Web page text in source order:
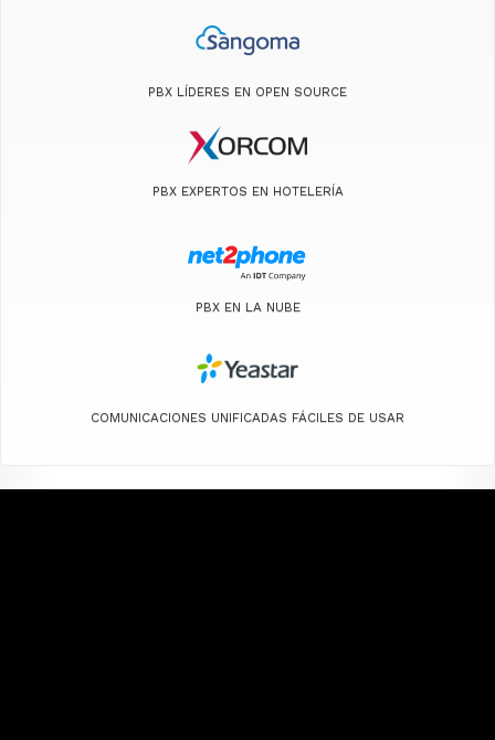
PBX LÍDERES EN OPEN SOURCE
PBX EXPERTOS EN HOTELERÍA
PBX EN LA NUBE
COMUNICACIONES UNIFICADAS FÁCILES DE USAR